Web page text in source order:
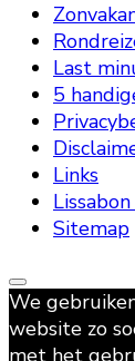
Last
5
Links
Sitemap
We
website zo